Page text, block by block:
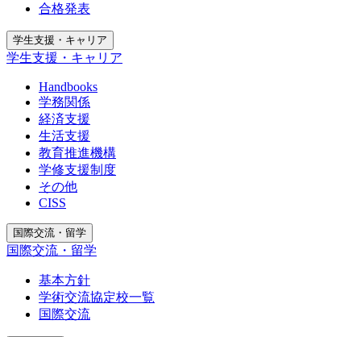
合格発表
学生支援・キャリア
学生支援・キャリア
Handbooks
学務関係
経済支援
生活支援
教育推進機構
学修支援制度
その他
CISS
国際交流・留学
国際交流・留学
基本方針
学術交流協定校一覧
国際交流